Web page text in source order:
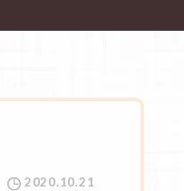
2020.10.21